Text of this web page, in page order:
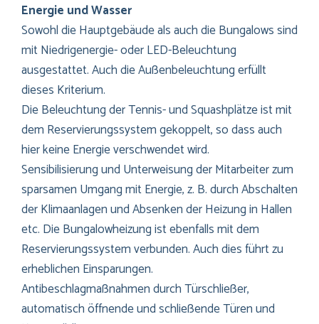
Energie und Wasser
Sowohl die Hauptgebäude als auch die Bungalows sind
mit Niedrigenergie- oder LED-Beleuchtung
ausgestattet. Auch die Außenbeleuchtung erfüllt
dieses Kriterium.
Die Beleuchtung der Tennis- und Squashplätze ist mit
dem Reservierungssystem gekoppelt, so dass auch
hier keine Energie verschwendet wird.
Sensibilisierung und Unterweisung der Mitarbeiter zum
sparsamen Umgang mit Energie, z. B. durch Abschalten
der Klimaanlagen und Absenken der Heizung in Hallen
etc. Die Bungalowheizung ist ebenfalls mit dem
Reservierungssystem verbunden. Auch dies führt zu
erheblichen Einsparungen.
Antibeschlagmaßnahmen durch Türschließer,
automatisch öffnende und schließende Türen und